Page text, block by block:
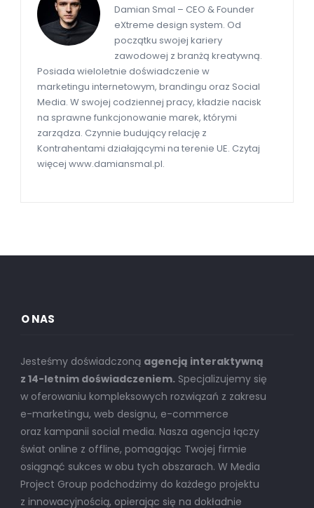
Damian Smal – CEO & Founder
eXtreme design system. Od
początku swojej kariery
zawodowej z branżą kreatywną.
Posiada wieloletnie doświadczenie w
marketingu internetowym, brandingu oraz Social
Media. W swojej codziennej pracy, kładzie nacisk
na sprawne funkcjonowanie marek, którymi
zarządza. Czynnie budujący relację z
Kontrahentami działającymi na terenie UE. Czytaj
więcej www.damiansmal.pl.
O NAS
Jesteśmy doświadczoną agencją interaktywną
z 14-letnim doświadczeniem.Specjalizujemy się
w oferowaniu kompleksowych rozwiązań z zakresu
e-marketingu, web designu, e-commerce
oraz kampanii social media. Nasza agencja łączy
świat online z offline, pomagając Twojej firmie
osiągnąć sukces w obu tych obszarach. W Media
Project Group podchodzimy do każdego projektu
z innowacyjnością, opierając się na dokładnie